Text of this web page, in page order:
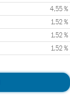
4,55 %
1,52 %
1,52 %
1,52 %